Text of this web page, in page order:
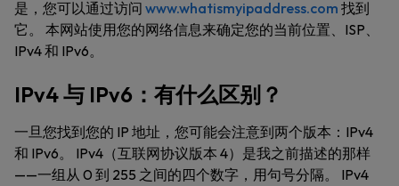
是，您可以通过访问 www.whatismyipaddress.com 找到
它。 本网站使用您的网络信息来确定您的当前位置、ISP、
IPv4 和 IPv6。
IPv4 与 IPv6：有什么区别？
一旦您找到您的 IP 地址，您可能会注意到两个版本：IPv4
和 IPv6。 IPv4（互联网协议版本 4）是我之前描述的那样
——一组从 0 到 255 之间的四个数字，用句号分隔。 IPv4